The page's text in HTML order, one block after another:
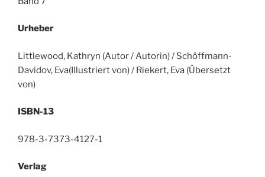
Urheber
Littlewood, Kathryn (Autor / Autorin) / Schöffmann-
Davidov, Eva(Illustriert von) / Riekert, Eva (Übersetzt
von)
ISBN-13
978-3-7373-4127-1
Verlag